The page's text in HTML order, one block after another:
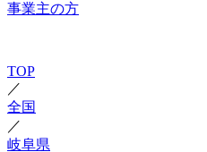
事業主の方
TOP
／
全国
／
岐阜県